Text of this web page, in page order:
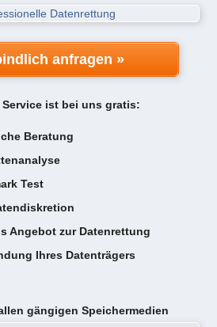
anfragen »
ist bei uns gratis:
Beratung
Test
Angebot zur Datenrettung
Ihres Datenträgers
gängigen Speichermedien